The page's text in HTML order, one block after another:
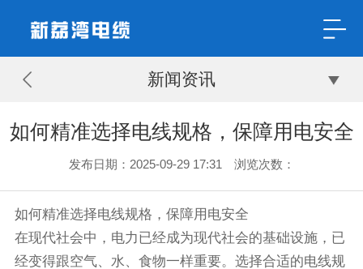
新闻资讯
如何精准选择电线规格，保障用电安全
发布日期：2025-09-29 17:31 浏览次数：
如何精准选择电线规格，保障用电安全
在现代社会中，电力已经成为现代社会的基础设施，已
经变得跟空气、水、食物一样重要。选择合适的电线规